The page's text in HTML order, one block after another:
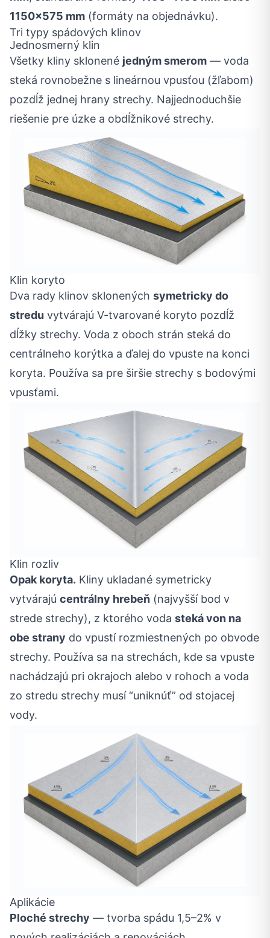
1150×575 mm (formáty na objednávku).
Tri typy spádových klinov
Jednosmerný klin
Všetky kliny sklonené jedným smerom — voda
steká rovnobežne s lineárnou vpusťou (žľabom)
pozdĺž jednej hrany strechy. Najjednoduchšie
riešenie pre úzke a obdĺžnikové strechy.
Klin koryto
Dva rady klinov sklonených symetricky do
stredu vytvárajú V-tvarované koryto pozdĺž
dĺžky strechy. Voda z oboch strán steká do
centrálneho korýtka a ďalej do vpuste na konci
koryta. Používa sa pre širšie strechy s bodovými
vpusťami.
Klin rozliv
Opak koryta. Kliny ukladané symetricky
vytvárajú centrálny hrebeň (najvyšší bod v
strede strechy), z ktorého voda steká von na
obe strany do vpustí rozmiestnených po obvode
strechy. Používa sa na strechách, kde sa vpuste
nachádzajú pri okrajoch alebo v rohoch a voda
zo stredu strechy musí “uniknúť” od stojacej
vody.
Aplikácie
Ploché strechy — tvorba spádu 1,5–2% v